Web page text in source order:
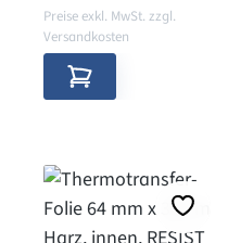
Preise exkl. MwSt. zzgl.
Versandkosten